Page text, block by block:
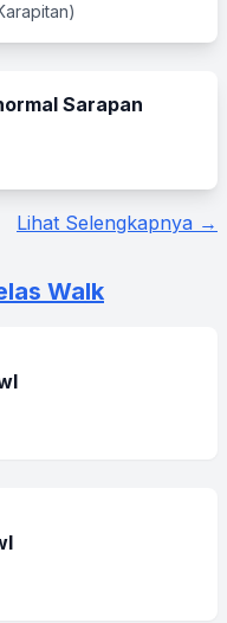
Sarapan
Lihat Selengkapnya →
Walk